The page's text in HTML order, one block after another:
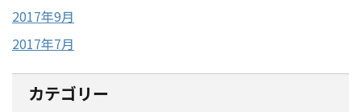
2017年9月
2017年7月
カテゴリー